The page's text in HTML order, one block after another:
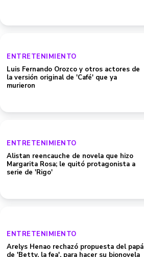
ENTRETENIMIENTO
Luis Fernando Orozco y otros actores de
la versión original de 'Café' que ya
murieron
ENTRETENIMIENTO
Alistan reencauche de novela que hizo
Margarita Rosa; le quitó protagonista a
serie de 'Rigo'
ENTRETENIMIENTO
Arelys Henao rechazó propuesta del papá
de 'Betty, la fea', para hacer su bionovela